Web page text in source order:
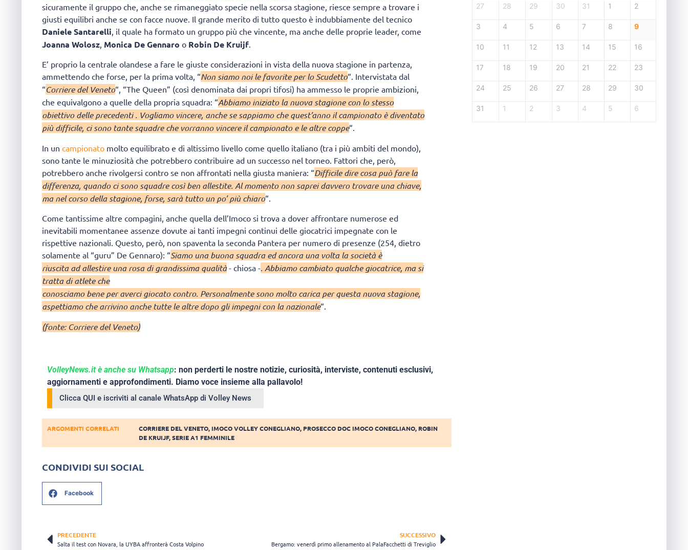
sicuramente il gruppo che, anche se rimaneggiato specie nella scorsa stagione, riesce sempre a trovare i
giusti equilibri anche se con facce nuove. Il grande merito di tutto questo è indubbiamente del tecnico
Daniele Santarelli , il quale ha formato un gruppo più che vincente, ma anche delle proprie leader, come
Joanna Wolosz Monica De Gennaro o Robin De Kruijf
E’ proprio la centrale olandese a fare le giuste considerazioni in vista della nuova stagione in partenza,
ammettendo che forse, per la prima volta, “Non siamo noi le favorite per lo Scudetto“. Intervistata dal
“Corriere del Veneto“, “The Queen” (così denominata dai propri tifosi) ha ammesso le proprie ambizioni,
che equivalgono a quelle della propria squadra: “Abbiamo iniziato la nuova stagione con lo stesso
obiettivo delle precedenti . Vogliamo vincere, anche se sappiamo che quest’anno il campionato è diventato
più difficile, ci sono tante squadre che vorranno vincere il campionato e le altre coppe“.
In un campionato molto equilibrato e di altissimo livello come quello italiano (tra i più ambiti del mondo),
sono tante le minuziosità che potrebbero contribuire ad un successo nel torneo. Fattori che, però,
potrebbero anche rivolgersi contro se non affrontati nella giusta maniera: “Difficile dire cosa può fare la
differenza, quando ci sono squadre così ben allestite. Al momento non saprei davvero trovare una chiave,
ma nel corso della stagione, forse, sarà tutto un po’ più chiaro“.
Come tantissime altre compagini, anche quella dell’Imoco si trova a dover affrontare numerose ed
inevitabili momentanee assenze dovute ai tanti impegni continui delle giocatrici impegnate con le
rispettive nazionali. Questo, però, non spaventa la seconda Pantera per numero di presenze (254, dietro
solamente al “guru” De Gennaro): “Siamo una buona squadra ed ancora una volta la società è
riuscita ad allestire una rosa di grandissima qualità­- chiosa -­. Abbiamo cambiato qualche giocatrice, ma si
tratta di atlete che
conosciamo bene per averci giocato contro. Personalmente sono molto carica per questa nuova stagione,
aspettiamo che arrivino anche tutte le altre dopo gli impegni con la nazionale“.
(fonte: Corriere del Veneto)
VolleyNews.it è anche su Whatsapp: non perderti le nostre notizie, curiosità, interviste, contenuti esclusivi,
aggiornamenti e approfondimenti. Diamo voce insieme alla pallavolo!
Clicca QUI e iscriviti al canale WhatsApp di Volley News
ARGOMENTI CORRELATI CORRIERE DEL VENETO, IMOCO VOLLEY CONEGLIANO, PROSECCO DOC IMOCO CONEGLIANO, ROBIN
DE KRUIJF,SERIE A1 FEMMINILE
CONDIVIDI SUI SOCIAL
Facebook
PRECEDENTE
Salta il test con Novara, la UYBA affronterà Costa Volpino
SUCCESSIVO
Bergamo: venerdì primo allenamento al PalaFacchetti di Treviglio
27 28 29 30 31 1 2
3 4 5 6 7 8 9
10 11 12 13 14 15 16
17 18 19 20 21 22 23
24 25 26 27 28 29 30
31 1 2 3 4 5 6